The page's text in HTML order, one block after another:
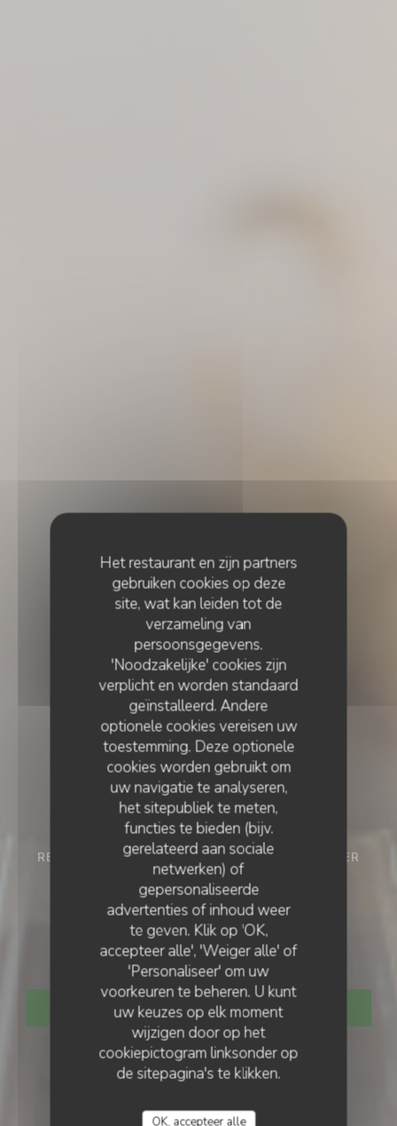
Het restaurant en zijn partners
gebruiken cookies op deze
site, wat kan leiden tot de
verzameling van
persoonsgegevens.
'Noodzakelijke' cookies zijn
verplicht en worden standaard
geïnstalleerd. Andere
optionele cookies vereisen uw
toestemming. Deze optionele
cookies worden gebruikt om
uw navigatie te analyseren,
het sitepubliek te meten,
functies te bieden (bijv.
gerelateerd aan sociale
netwerken) of
gepersonaliseerde
advertenties of inhoud weer
te geven. Klik op 'OK,
accepteer alle', 'Weiger alle' of
'Personaliseer' om uw
voorkeuren te beheren. U kunt
uw keuzes op elk moment
wijzigen door op het
cookiepictogram linksonder op
de sitepagina's te klikken.
OK, accepteer alle
RESTAURANT ECORESPONSABLE• SAINT-OMER
Restaurant
Claire'Marais
RESERVEER EEN TAFEL
RESTAURANT CLAIRE'MARAIS